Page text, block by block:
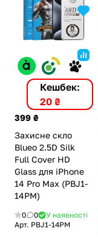
Кешбек:
20 ₴
399 ₴
Захисне скло
Blueo 2.5D Silk
Full Cover HD
Glass для iPhone
14 Pro Max (PBJ1-
14PM)
0 0
У наявності
Арт. PBJ1-14PM